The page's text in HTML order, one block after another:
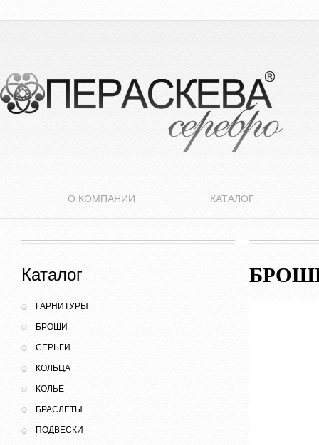
О КОМПАНИИ КАТАЛОГ
Каталог
ГАРНИТУРЫ
БРОШИ
СЕРЬГИ
КОЛЬЦА
КОЛЬЕ
БРАСЛЕТЫ
ПОДВЕСКИ